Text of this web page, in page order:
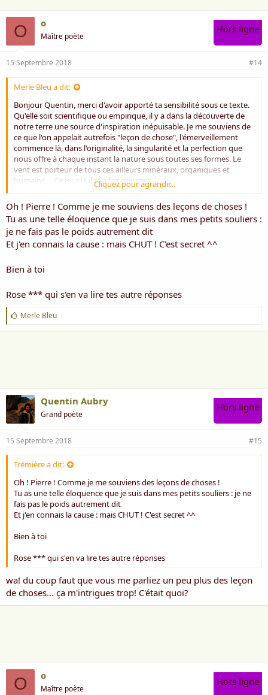
O o
Maître poète
Hors ligne
15 Septembre 2018 #14
Merle Bleu a dit:
Bonjour Quentin, merci d'avoir apporté ta sensibilité sous ce texte.
Qu'elle soit scientifique ou empirique, il y a dans la découverte de
notre terre une source d'inspiration inépuisable. Je me souviens de
ce que l'on appelait autrefois "leçon de chose", l'émerveillement
commence là, dans l'originalité, la singularité et la perfection que
nous offre à chaque instant la nature sous toutes ses formes. Le
vent est porteur de tous ces ailleurs minéraux, organiques et
humains ... Ce jour là il m'a fait voyager.
Belle journée ☀️
Pierre
Cliquez pour agrandir...
Oh ! Pierre ! Comme je me souviens des leçons de choses !
Tu as une telle éloquence que je suis dans mes petits souliers :
je ne fais pas le poids autrement dit
Et j'en connais la cause : mais CHUT ! C'est secret ^^
Bien à toi
Rose *** qui s'en va lire tes autre réponses
J
'
a
Merle Bleu
Quentin Aubry
Grand poète
Hors ligne
15 Septembre 2018 #15
Trémière a dit:
Oh ! Pierre ! Comme je me souviens des leçons de choses !
Tu as une telle éloquence que je suis dans mes petits souliers : je ne
fais pas le poids autrement dit
Et j'en connais la cause : mais CHUT ! C'est secret ^^
Bien à toi
Rose *** qui s'en va lire tes autre réponses
wa! du coup faut que vous me parliez un peu plus des leçon
de choses... ça m'intrigues trop! C'était quoi?
O o
Maître poète
Hors ligne